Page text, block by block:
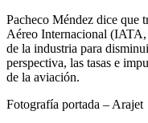
Pacheco Méndez dice que
Aéreo Internacional (IATA,
de la industria para
perspectiva, las tasas e
de la aviación.
Fotografía portada – Arajet